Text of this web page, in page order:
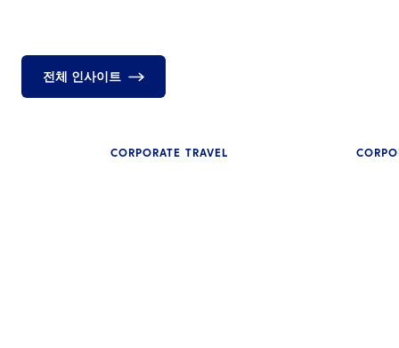
전체 인사이트
CORPORATE TRAVEL